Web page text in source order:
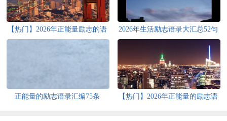
【热门】2026年正能量励志的语
2026年生活励志语录大汇总52句
正能量的励志语录汇编75条
【热门】2026年正能量的励志语